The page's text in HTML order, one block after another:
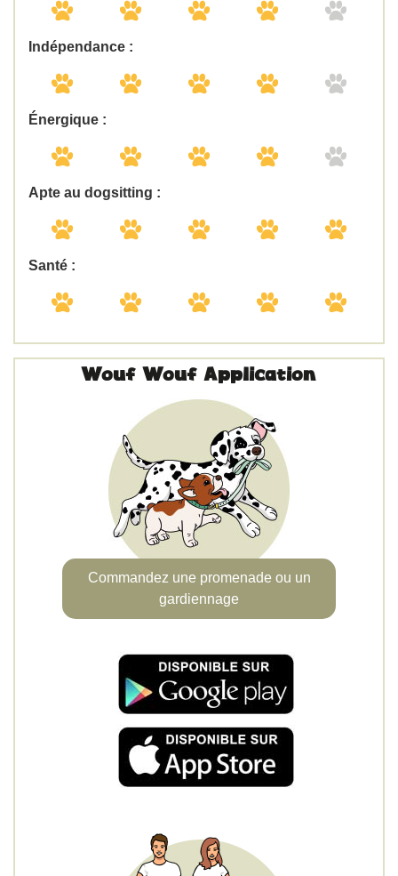
Indépendance :
Énergique :
Apte au dogsitting :
Santé :
Wouf Wouf Application
Commandez une promenade ou un
gardiennage